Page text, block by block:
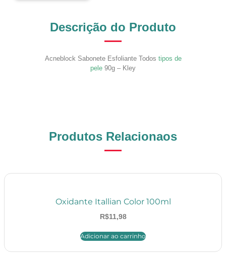
Descrição do Produto
Acneblock Sabonete Esfoliante Todos tipos de
pele 90g – Kley
Produtos Relacionaos
Oxidante Itallian Color 100ml
R$11,98
Adicionar ao carrinho